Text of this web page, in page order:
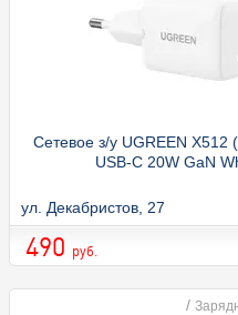
Сетевое з/у UGREEN X512
USB-C 20W GaN
ул. Декабристов, 27
490 руб.
/